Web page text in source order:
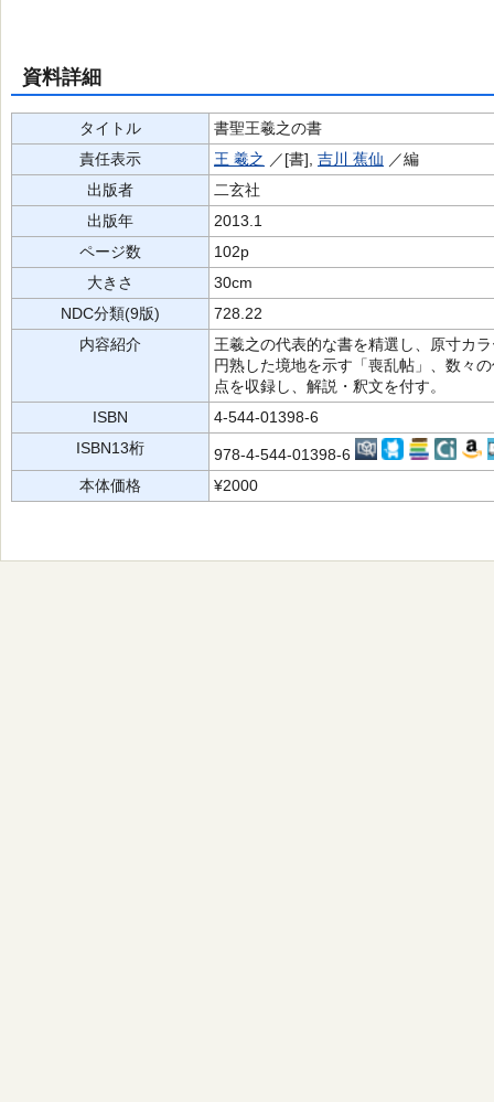
資料詳細
タイトル
書聖王羲之の書
責任表示
王 羲之 ／[書], 吉川 蕉仙 ／編
出版者
二玄社
出版年
2013.1
ページ数
102p
大きさ
30cm
NDC分類(9版)
728.22
内容紹介
王羲之の代表的な書を精選し、原寸カ
円熟した境地を示す「喪乱帖」、数々
点を収録し、解説・釈文を付す。
ISBN
4-544-01398-6
ISBN13桁
978-4-544-01398-6
本体価格
¥2000